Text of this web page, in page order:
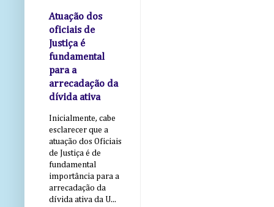
Atuação dos
oficiais de
Justiça é
fundamental
para a
arrecadação da
dívida ativa
Inicialmente, cabe
esclarecer que a
atuação dos Oficiais
de Justiça é de
fundamental
importância para a
arrecadação da
dívida ativa da U...